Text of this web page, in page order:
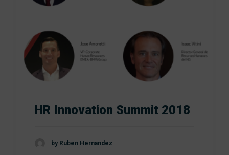
HR Innovation Summit 2018
by Ruben Hernandez